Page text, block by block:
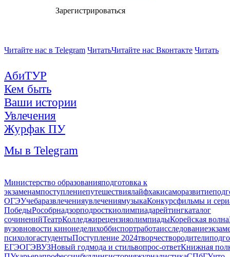
Зарегистрироваться
Читайте нас в Telegram ЧитатьЧитайте нас Вконтакте Читать
АбиТУР
Кем быть
Ваши истории
Увлечения
Журфак ПУ
Мы в Telegram
Министерство образованияподготовка к
экзаменампоступлениепутешествиялайфхакисаморазвитие
ОГЭУчебаразвлеченияувлечениямузыкаКонкурсфильмы и
ПобедыРособрнадзорподросткиолимпиадарейтингкаталог
сочиненийТеатрКолледжирецензияолимпиадыКорейская волна
вузовновости кинонеделихоббиспортработаисследование
психологастудентыПоступление 2024творчествородители
ЕГЭОГЭВУЗНовый годмода и стильвопрос-ответКнижная